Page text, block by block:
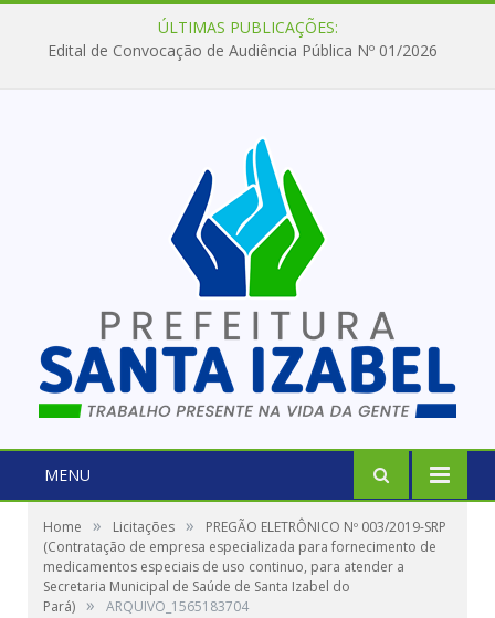
ÚLTIMAS PUBLICAÇÕES:
Edital de Convocação de Audiência Pública Nº 01/2026
MENU
Home » Licitações »
PREGÃO ELETRÔNICO Nº 003/2019-SRP
(Contratação de empresa especializada para fornecimento de
medicamentos especiais de uso continuo, para atender a
Secretaria Municipal de Saúde de Santa Izabel do
Pará) » ARQUIVO_1565183704